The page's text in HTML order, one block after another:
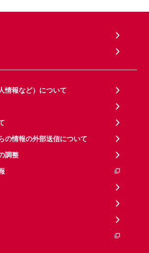
情報など）について
の情報の外部送信について
調整